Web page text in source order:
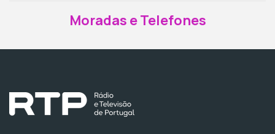
Moradas e Telefones